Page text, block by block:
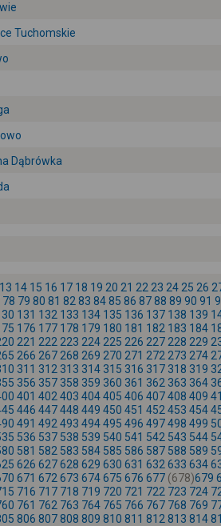
Tuchomskie
Dąbrówka
13 14 15 16 17 18 19 20 21 22 23 24 25 26
78 79 80 81 82 83 8485 86 8788 89 90 91
131 132 133 134 135 136 137 138 139
176 177 178 179 180 181 182 183 184
221 222 223 224 225 226 227 228 229
266 267 268 269 270 271 272 273 274
311 312 313 314 315 316 317 318 319
356 357 358 359 360 361 362 363 364
401 402 403 404405 406 407408 409
446 447448 449 450 451 452 453 454
491 492 493 494495 496 497498 499
536 537 538 539 540 541 542 543 544
581 582 583 584 585 586 587 588 589
626 627628 629 630 631 632 633 634
671 672 673 674675 676 677 (678)679
716 717 718 719 720 721 722 723 724
761 762 763 764 765 766 767 768 769
806 807808 809 810 811 812 813 814